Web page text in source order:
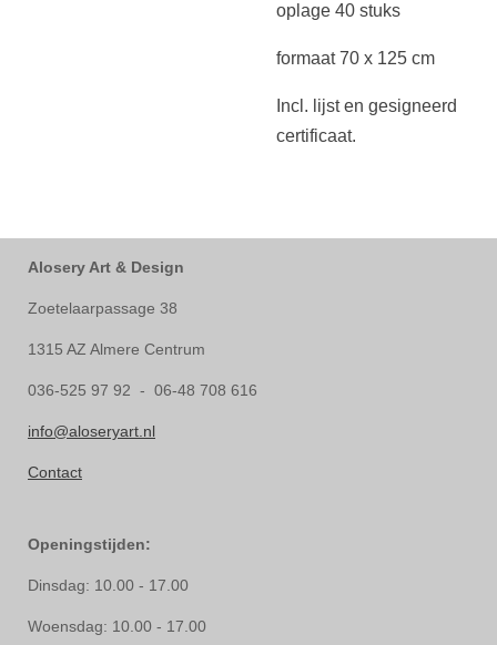
oplage 40 stuks
formaat 70 x 125 cm
Incl. lijst en gesigneerd
certificaat.
Alosery Art & Design
Zoetelaarpassage 38
1315 AZ Almere Centrum
036-525 97 92 - 06-48 708 616
info@aloseryart.nl
Contact
Openingstijden:
Dinsdag: 10.00 - 17.00
Woensdag: 10.00 - 17.00